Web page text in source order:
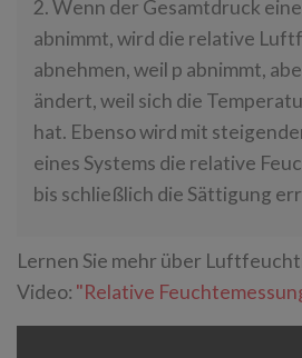
2. Wenn der Gesamtdruck
abnimmt, wird die relative
abnehmen, weil p abnimmt,
ändert, weil sich die
hat. Ebenso wird mit
eines Systems die relative
bis schließlich die Sättigung
Lernen Sie mehr über
Video: "Relative